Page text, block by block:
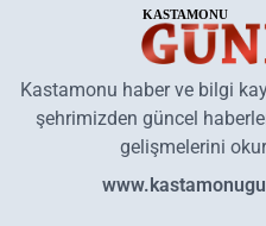
Kastamonu haber ve bilgi
şehrimizden güncel
gelişmelerini